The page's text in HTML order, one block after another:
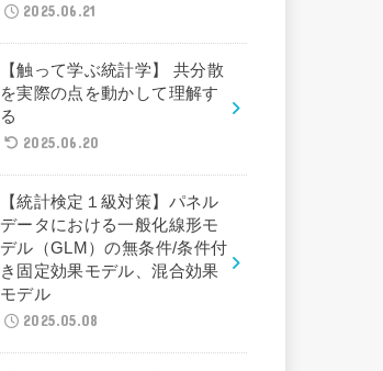
2025.06.21
【触って学ぶ統計学】 共分散
を実際の点を動かして理解す
る
2025.06.20
【統計検定１級対策】パネル
データにおける一般化線形モ
デル（GLM）の無条件/条件付
き固定効果モデル、混合効果
モデル
2025.05.08